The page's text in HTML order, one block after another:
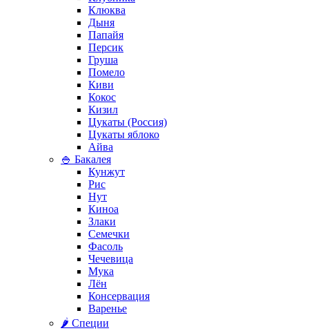
Клюква
Дыня
Папайя
Персик
Груша
Помело
Киви
Кокос
Кизил
Цукаты (Россия)
Цукаты яблоко
Айва
🍚 Бакалея
Кунжут
Рис
Нут
Киноа
Злаки
Семечки
Фасоль
Чечевица
Мука
Лён
Консервация
Варенье
🌶️ Специи